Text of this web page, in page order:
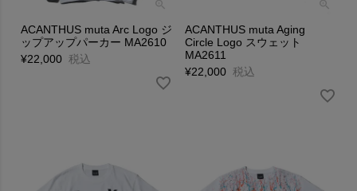
ACANTHUS muta Arc Logo ジ
ップアップパーカー MA2610
¥22,000 税込
ACANTHUS muta Aging
Circle Logo スウェット
MA2611
¥22,000 税込